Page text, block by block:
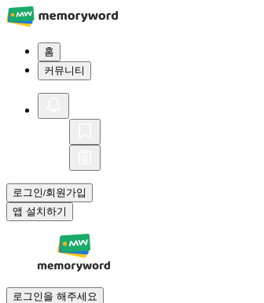
홈
커뮤니티
로그인/회원가입
앱 설치하기
로그인을 해주세요